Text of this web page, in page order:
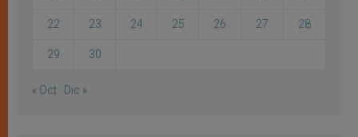
22 23 24 25 26 27 28
29 30
« Oct Dic »